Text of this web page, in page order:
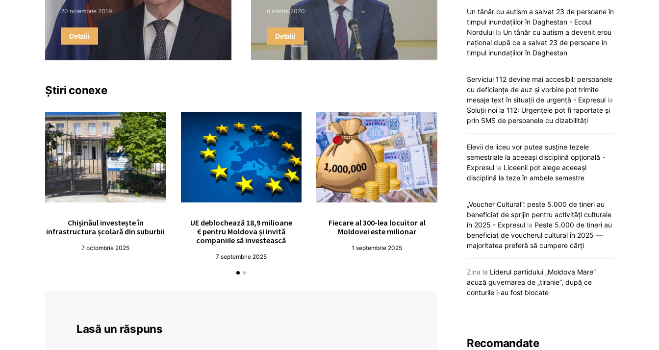
20 noiembrie 2019
Detalii
6 martie 2020
Detalii
Știri conexe
Chișinăul investește în
infrastructura școlară din suburbii
7 octombrie 2025
UE deblochează 18,9 milioane
€ pentru Moldova și invită
companiile să investească
7 septembrie 2025
Fiecare al 300-lea locuitor al
Moldovei este milionar
1 septembrie 2025
Moldova lansează primul parc
industrial dedicat inovației
digitale în agricultură: investiții de
peste 100 de milioane de dolari
Guvernul acordă
motorină Căii
pentru
Lasă un răspuns
Un tânăr cu autism a salvat 23 de persoane în
timpul inundațiilor în Daghestan - Ecoul
Nordului la Un tânăr cu autism a devenit erou
național după ce a salvat 23 de persoane în
timpul inundațiilor în Daghestan
Serviciul 112 devine mai accesibil: persoanele
cu deficiențe de auz și vorbire pot trimite
mesaje text în situații de urgență - Expresul la
Soluții noi la 112: Urgențele pot fi raportate și
prin SMS de persoanele cu dizabilități
Elevii de liceu vor putea susține tezele
semestriale la aceeași disciplină opțională -
Expresul la Liceenii pot alege aceeași
disciplină la teze în ambele semestre
„Voucher Cultural”: peste 5.000 de tineri au
beneficiat de sprijin pentru activități culturale
în 2025 - Expresul la Peste 5.000 de tineri au
beneficiat de voucherul cultural în 2025 —
majoritatea preferă să cumpere cărți
Zina la Liderul partidului „Moldova Mare”
acuză guvernarea de „tiranie”, după ce
conturile i-au fost blocate
Recomandate